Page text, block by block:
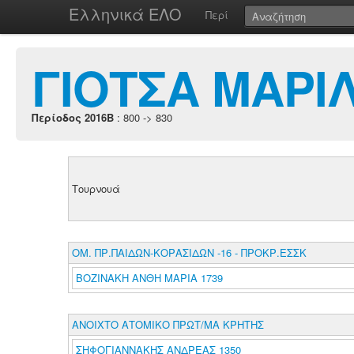
Ελληνικά ΕΛΟ Περί
ΓΙΟΤΣΑ
Περίοδος 2016B : 800 -> 830
Τουρνουά
ΟΜ. ΠΡ.ΠΑΙΔΩΝ-ΚΟΡΑΣΙΔΩΝ -16 - ΠΡΟΚΡ.ΕΣΣΚ
ΒΟΖΙΝΑΚΗ ΑΝΘΗ ΜΑΡΙΑ 1739
ΑΝΟΙΧΤΟ ΑΤΟΜΙΚΟ ΠΡΩΤ/ΜΑ ΚΡΗΤΗΣ
ΣΗΦΟΓΙΑΝΝΑΚΗΣ ΑΝΔΡΕΑΣ 1350